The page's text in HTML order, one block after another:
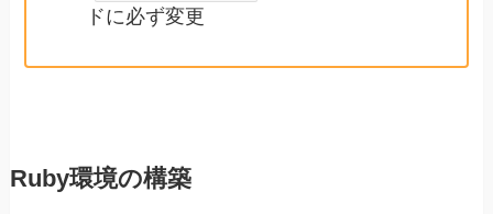
ドに必ず変更
Ruby環境の構築